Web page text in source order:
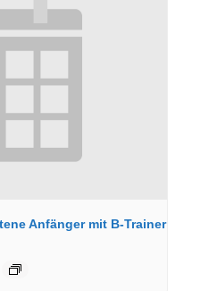
Anfänger mit B-Trainer